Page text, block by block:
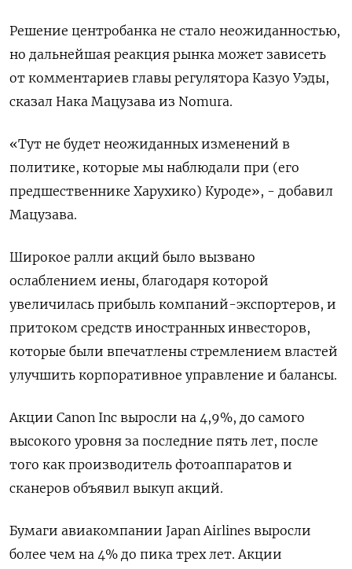
Решение центробанка не стало неожиданностью,
но дальнейшая реакция рынка может зависеть
от комментариев главы регулятора Казуо Уэды,
сказал Нака Мацузава из Nomura.
«Тут не будет неожиданных изменений в
политике, которые мы наблюдали при (его
предшественнике Харухико) Куроде», - добавил
Мацузава.
Широкое ралли акций было вызвано
ослаблением иены, благодаря которой
увеличилась прибыль компаний-экспортеров, и
притоком средств иностранных инвесторов,
которые были впечатлены стремлением властей
улучшить корпоративное управление и балансы.
Акции Canon Inc выросли на 4,9%, до самого
высокого уровня за последние пять лет, после
того как производитель фотоаппаратов и
сканеров объявил выкуп акций.
Бумаги авиакомпании Japan Airlines выросли
более чем на 4% до пика трех лет. Акции